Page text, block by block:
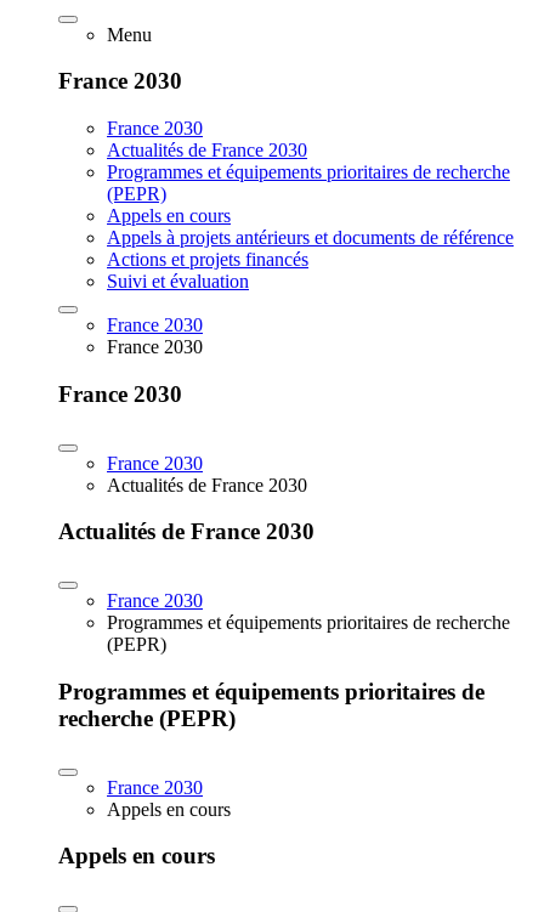
Menu
France 2030
France 2030
Actualités de France 2030
Programmes et équipements prioritaires de recherche
(PEPR)
Appels en cours
Appels à projets antérieurs et documents de référence
Actions et projets financés
Suivi et évaluation
France 2030
France 2030
France 2030
France 2030
Actualités de France 2030
Actualités de France 2030
France 2030
Programmes et équipements prioritaires de recherche
(PEPR)
Programmes et équipements prioritaires de
recherche (PEPR)
France 2030
Appels en cours
Appels en cours